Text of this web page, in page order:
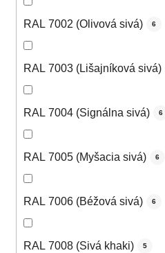
RAL 7002 (Olivová sivá) 6
RAL 7003 (Lišajníková sivá)
RAL 7004 (Signálna sivá) 6
RAL 7005 (Myšacia sivá) 6
RAL 7006 (Béžová sivá) 6
RAL 7008 (Sivá khaki) 5